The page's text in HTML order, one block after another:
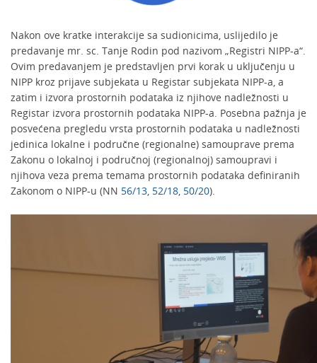
Nakon ove kratke interakcije sa sudionicima, uslijedilo je
predavanje mr. sc. Tanje Rodin pod nazivom „Registri NIPP-a“.
Ovim predavanjem je predstavljen prvi korak u uključenju u
NIPP kroz prijave subjekata u Registar subjekata NIPP-a, a
zatim i izvora prostornih podataka iz njihove nadležnosti u
Registar izvora prostornih podataka NIPP-a. Posebna pažnja je
posvećena pregledu vrsta prostornih podataka u nadležnosti
jedinica lokalne i područne (regionalne) samouprave prema
Zakonu o lokalnoj i područnoj (regionalnoj) samoupravi i
njihova veza prema temama prostornih podataka definiranih
Zakonom o NIPP-u (NN 56/13, 52/18, 50/20).